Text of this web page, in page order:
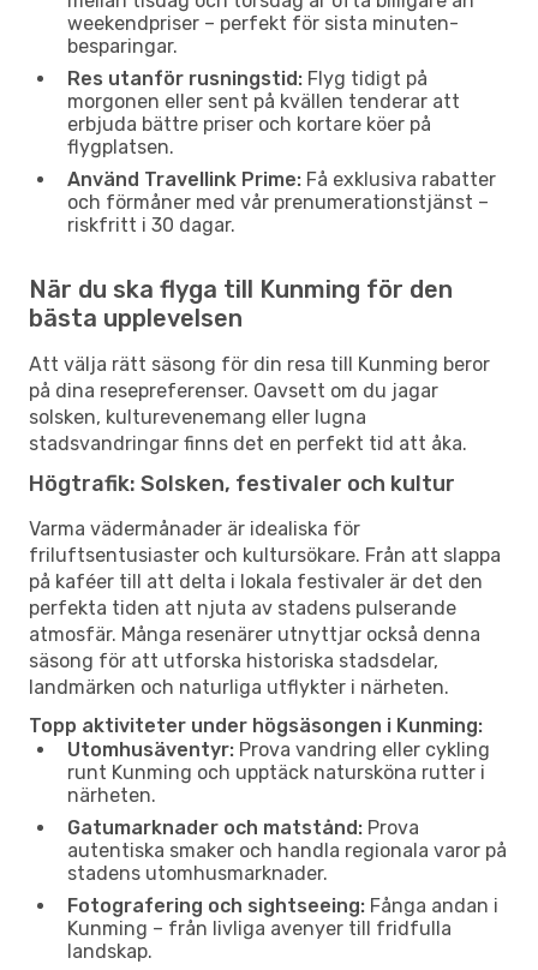
weekendpriser – perfekt för sista minuten-
besparingar.
Res utanför rusningstid: Flyg tidigt på
morgonen eller sent på kvällen tenderar att
erbjuda bättre priser och kortare köer på
flygplatsen.
Använd Travellink Prime: Få exklusiva rabatter
och förmåner med vår prenumerationstjänst –
riskfritt i 30 dagar.
När du ska flyga till Kunming för den
bästa upplevelsen
Att välja rätt säsong för din resa till Kunming beror
på dina resepreferenser. Oavsett om du jagar
solsken, kulturevenemang eller lugna
stadsvandringar finns det en perfekt tid att åka.
Högtrafik: Solsken, festivaler och kultur
Varma vädermånader är idealiska för
friluftsentusiaster och kultursökare. Från att slappa
på kaféer till att delta i lokala festivaler är det den
perfekta tiden att njuta av stadens pulserande
atmosfär. Många resenärer utnyttjar också denna
säsong för att utforska historiska stadsdelar,
landmärken och naturliga utflykter i närheten.
Topp aktiviteter under högsäsongen i Kunming:
Utomhusäventyr: Prova vandring eller cykling
runt Kunming och upptäck natursköna rutter i
närheten.
Gatumarknader och matstånd: Prova
autentiska smaker och handla regionala varor på
stadens utomhusmarknader.
Fotografering och sightseeing: Fånga andan i
Kunming – från livliga avenyer till fridfulla
landskap.